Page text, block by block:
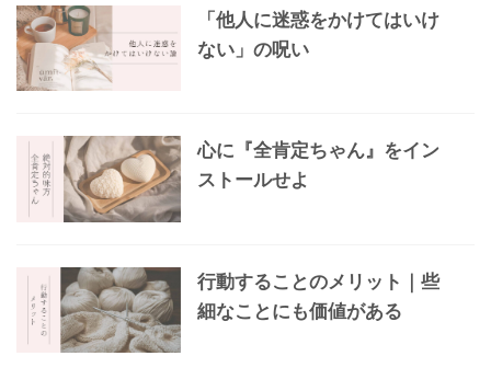
「他人に迷惑をかけてはいけ
ない」の呪い
心に『全肯定ちゃん』をイン
ストールせよ
行動することのメリット｜些
細なことにも価値がある